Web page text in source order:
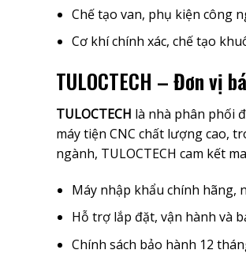
Chế tạo van, phụ kiện công
Cơ khí chính xác, chế tạo
TULOCTECH – Đơn vị
TULOCTECH là nhà phân phối
máy tiện CNC chất lượng cao,
ngành, TULOCTECH cam kết
Máy nhập khẩu chính hãng,
Hỗ trợ lắp đặt, vận hành và
Chính sách bảo hành 12